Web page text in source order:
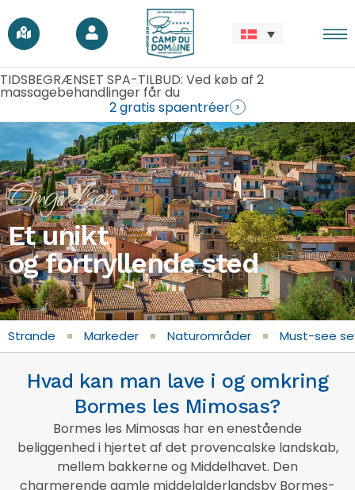
TIDSBEGRÆNSET SPA-TILBUD: Ved køb af 2
massagebehandlinger får du
2 gratis spaentréer
Omgivelser
Et unikt
og fortryllende sted.
Strande Markeder Naturområder Must-see
Hvad kan man lave i og omkring
Bormes les Mimosas?
Bormes les Mimosas har en enestående
beliggenhed i hjertet af det provencalske landskab,
mellem bakkerne og Middelhavet. Den
charmerende gamle middelalderlandsby Bormes-